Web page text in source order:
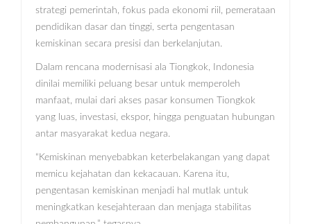
strategi pemerintah, fokus pada ekonomi riil, pemerataan
pendidikan dasar dan tinggi, serta pengentasan
kemiskinan secara presisi dan berkelanjutan.
Dalam rencana modernisasi ala Tiongkok, Indonesia
dinilai memiliki peluang besar untuk memperoleh
manfaat, mulai dari akses pasar konsumen Tiongkok
yang luas, investasi, ekspor, hingga penguatan hubungan
antar masyarakat kedua negara.
“Kemiskinan menyebabkan keterbelakangan yang dapat
memicu kejahatan dan kekacauan. Karena itu,
pengentasan kemiskinan menjadi hal mutlak untuk
meningkatkan kesejahteraan dan menjaga stabilitas